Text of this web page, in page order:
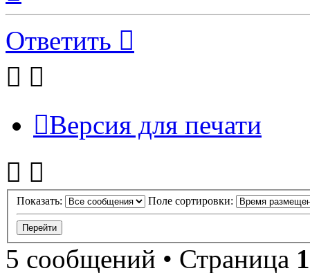
Ответить
Версия для печати
Показать: Поле сортировки:
5 сообщений • Страница 1